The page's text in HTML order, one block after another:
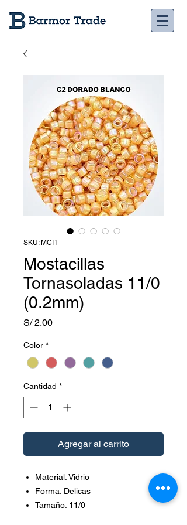
SKU: MCI1
Mostacillas
Tornasoladas 11/0
(0.2mm)
S/ 2.00Precio
Color *
Cantidad *
Agregar al carrito
Material: Vidrio
Forma: Delicas
Tamaño: 11/0